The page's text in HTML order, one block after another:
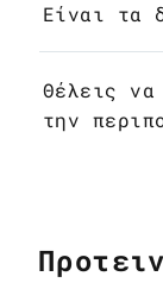
Είναι τα
Θέλεις να
την